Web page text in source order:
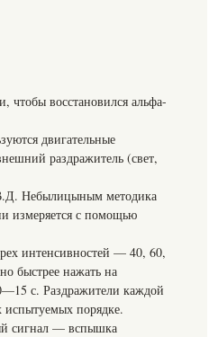
чтобы восстановился альфа-
двигательные
раздражитель (свет,
Небылицыным методика
измеряется с помощью
интенсивностей — 40, 60,
быстрее нажать на
с. Раздражители каждой
испытуемых порядке.
сигнал — вспышка